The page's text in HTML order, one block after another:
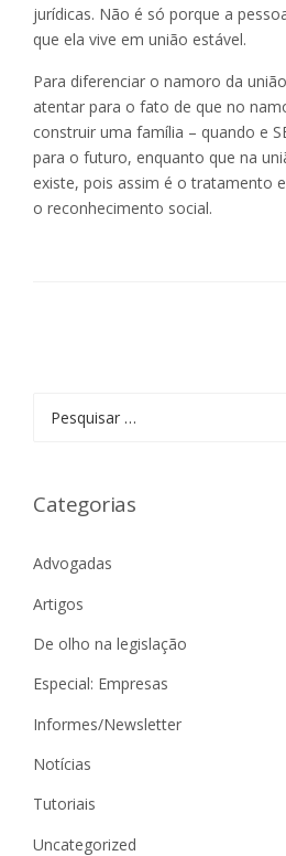
jurídicas. Não é só porque a
que ela vive em união estável.
Para diferenciar o namoro da
atentar para o fato de que no
construir uma família – quando e
para o futuro, enquanto que na
existe, pois assim é o tratamento
o reconhecimento social.
por:
Categorias
Advogadas
Artigos
De olho na legislação
Especial: Empresas
Informes/Newsletter
Notícias
Tutoriais
Uncategorized